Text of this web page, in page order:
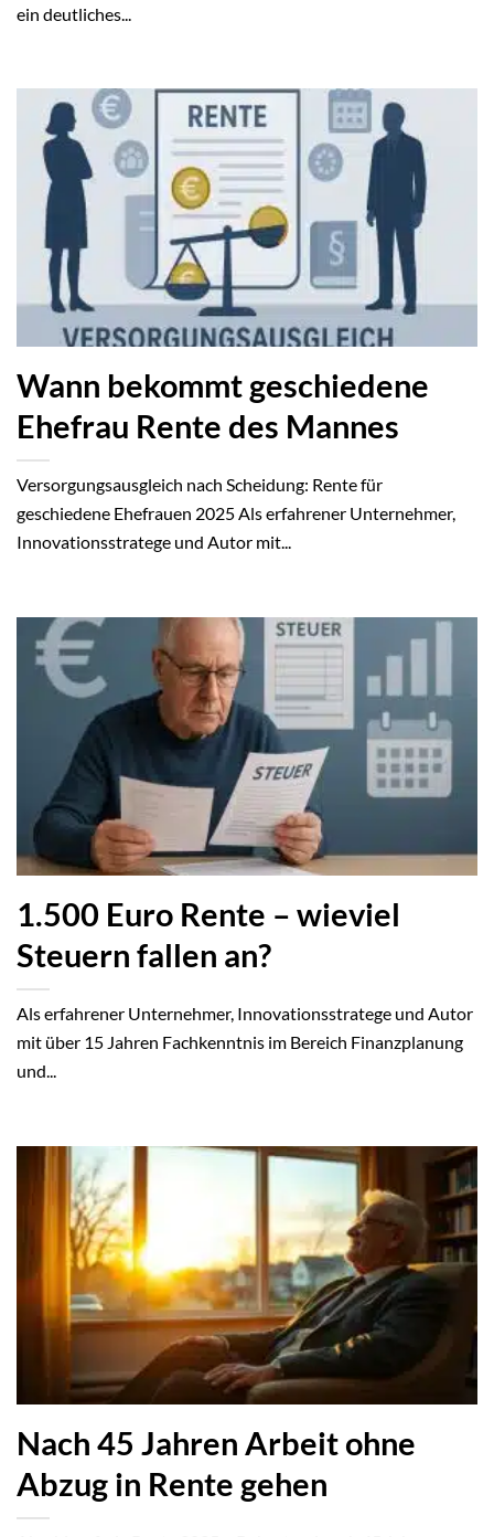
ein deutliches...
Wann bekommt geschiedene
Ehefrau Rente des Mannes
Versorgungsausgleich nach Scheidung: Rente für
geschiedene Ehefrauen 2025 Als erfahrener Unternehmer,
Innovationsstratege und Autor mit...
1.500 Euro Rente – wieviel
Steuern fallen an?
Als erfahrener Unternehmer, Innovationsstratege und Autor
mit über 15 Jahren Fachkenntnis im Bereich Finanzplanung
und...
Nach 45 Jahren Arbeit ohne
Abzug in Rente gehen